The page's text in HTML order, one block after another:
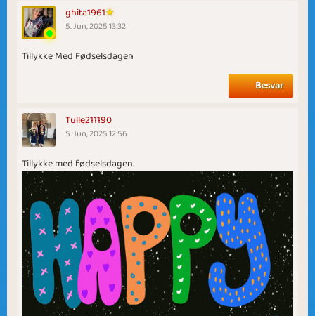
ghita1961
5. Jun, 2025 13:32
Tillykke Med Fødselsdagen
Besvar
Tulle211190
5. Jun, 2025 12:56
Tillykke med fødselsdagen.